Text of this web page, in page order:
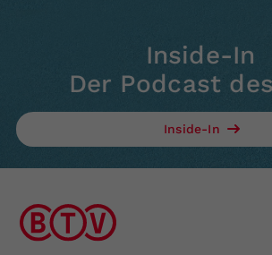
Inside-In
Der Podcast
Inside-In